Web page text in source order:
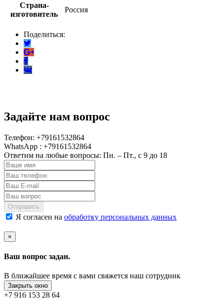
Страна-
изготовитель
Россия
Поделиться:
Задайте нам вопрос
Телефон: +79161532864
WhatsApp : +79161532864
Ответим на любые вопросы: Пн. – Пт., с 9 до 18
Отправить
Я согласен на обработку персональных данных
×
Ваш вопрос задан.
В ближайшее время с вами свяжется наш сотрудник
Закрыть окно
+7 916 153 28 64